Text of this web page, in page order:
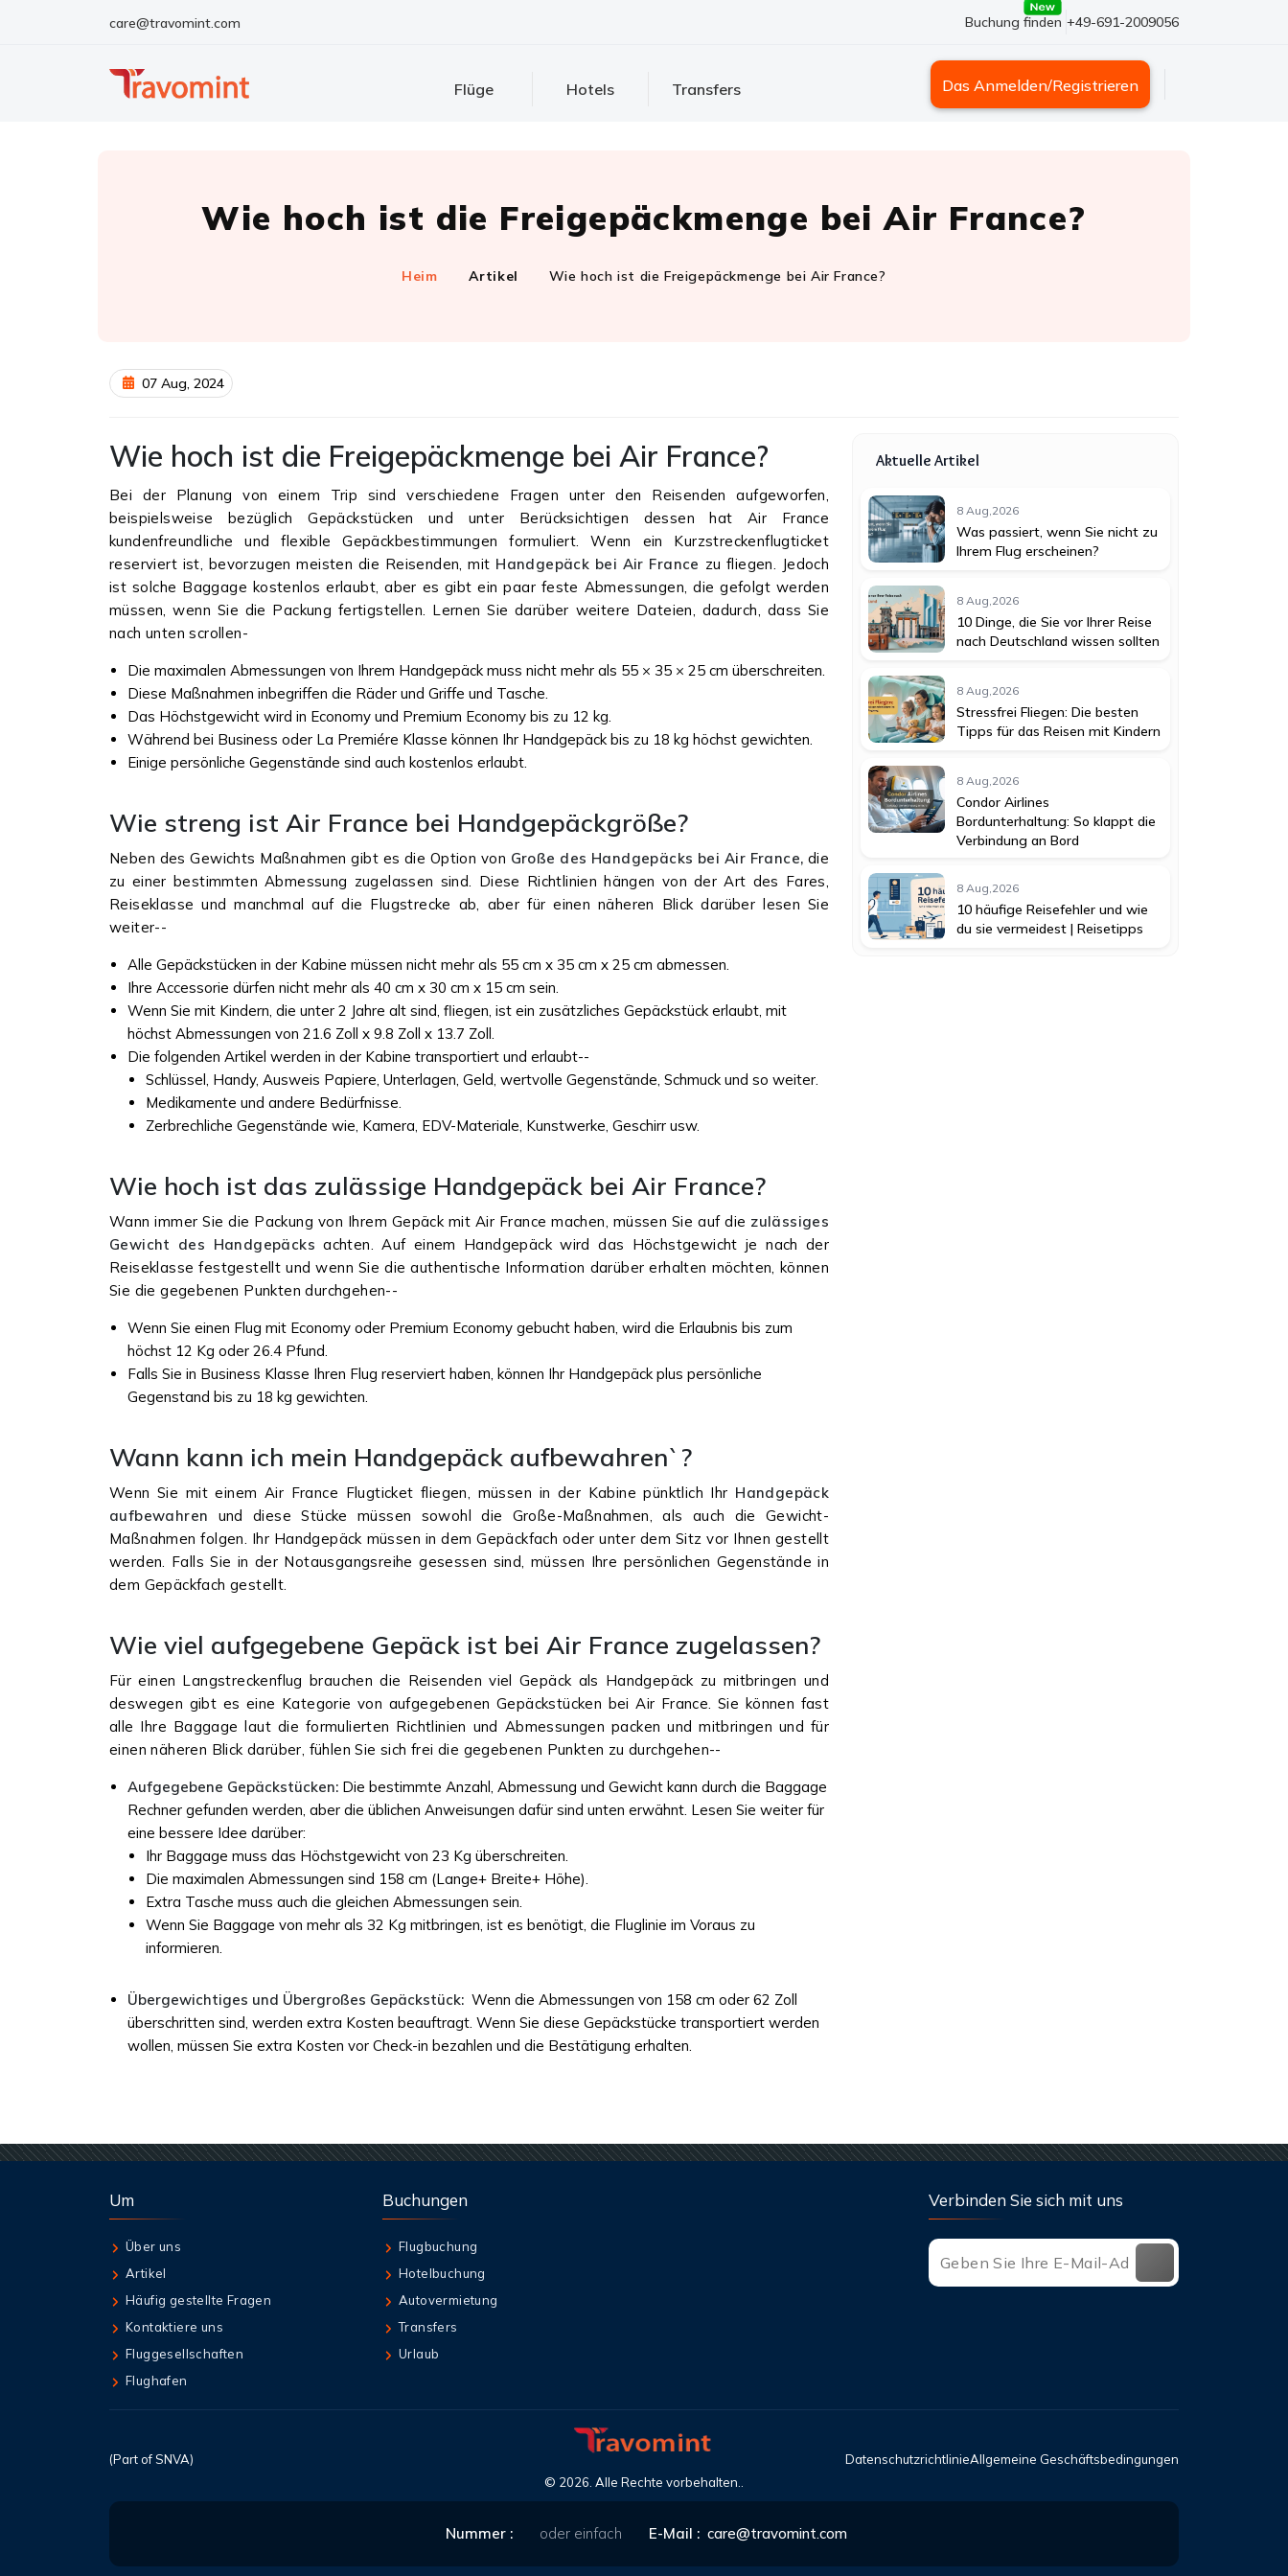
care@travomint.com Buchung finden +49-691-2009056
Flüge Hotels Transfers Das Anmelden/Registrieren
Wie hoch ist die Freigepäckmenge bei Air France?
Heim Artikel Wie hoch ist die Freigepäckmenge bei Air France?
07 Aug, 2024
Wie hoch ist die Freigepäckmenge bei Air France?
Bei der Planung von einem Trip sind verschiedene Fragen unter den Reisenden aufgeworfen,
beispielsweise bezüglich Gepäckstücken und unter Berücksichtigen dessen hat Air France
kundenfreundliche und flexible Gepäckbestimmungen formuliert. Wenn ein Kurzstreckenflugticket
reserviert ist, bevorzugen meisten die Reisenden, mit Handgepäck bei Air France zu fliegen. Jedoch
ist solche Baggage kostenlos erlaubt, aber es gibt ein paar feste Abmessungen, die gefolgt werden
müssen, wenn Sie die Packung fertigstellen. Lernen Sie darüber weitere Dateien, dadurch, dass Sie
nach unten scrollen-
Die maximalen Abmessungen von Ihrem Handgepäck muss nicht mehr als 55 × 35 × 25 cm überschreiten.
Diese Maßnahmen inbegriffen die Räder und Griffe und Tasche.
Das Höchstgewicht wird in Economy und Premium Economy bis zu 12 kg.
Während bei Business oder La Premiére Klasse können Ihr Handgepäck bis zu 18 kg höchst gewichten.
Einige persönliche Gegenstände sind auch kostenlos erlaubt.
Wie streng ist Air France bei Handgepäckgröße?
Neben des Gewichts Maßnahmen gibt es die Option von Große des Handgepäcks bei Air France, die
zu einer bestimmten Abmessung zugelassen sind. Diese Richtlinien hängen von der Art des Fares,
Reiseklasse und manchmal auf die Flugstrecke ab, aber für einen näheren Blick darüber lesen Sie
weiter--
Alle Gepäckstücken in der Kabine müssen nicht mehr als 55 cm x 35 cm x 25 cm abmessen.
Ihre Accessorie dürfen nicht mehr als 40 cm x 30 cm x 15 cm sein.
Wenn Sie mit Kindern, die unter 2 Jahre alt sind, fliegen, ist ein zusätzliches Gepäckstück erlaubt, mit
höchst Abmessungen von 21.6 Zoll x 9.8 Zoll x 13.7 Zoll.
Die folgenden Artikel werden in der Kabine transportiert und erlaubt--
Schlüssel, Handy, Ausweis Papiere, Unterlagen, Geld, wertvolle Gegenstände, Schmuck und so weiter.
Medikamente und andere Bedürfnisse.
Zerbrechliche Gegenstände wie, Kamera, EDV-Materiale, Kunstwerke, Geschirr usw.
Wie hoch ist das zulässige Handgepäck bei Air France?
Wann immer Sie die Packung von Ihrem Gepäck mit Air France machen, müssen Sie auf die zulässiges
Gewicht des Handgepäcks achten. Auf einem Handgepäck wird das Höchstgewicht je nach der
Reiseklasse festgestellt und wenn Sie die authentische Information darüber erhalten möchten, können
Sie die gegebenen Punkten durchgehen--
Wenn Sie einen Flug mit Economy oder Premium Economy gebucht haben, wird die Erlaubnis bis zum
höchst 12 Kg oder 26.4 Pfund.
Falls Sie in Business Klasse Ihren Flug reserviert haben, können Ihr Handgepäck plus persönliche
Gegenstand bis zu 18 kg gewichten.
Wann kann ich mein Handgepäck aufbewahren`?
Wenn Sie mit einem Air France Flugticket fliegen, müssen in der Kabine pünktlich Ihr Handgepäck
aufbewahren und diese Stücke müssen sowohl die Große-Maßnahmen, als auch die Gewicht-
Maßnahmen folgen. Ihr Handgepäck müssen in dem Gepäckfach oder unter dem Sitz vor Ihnen gestellt
werden. Falls Sie in der Notausgangsreihe gesessen sind, müssen Ihre persönlichen Gegenstände in
dem Gepäckfach gestellt.
Wie viel aufgegebene Gepäck ist bei Air France zugelassen?
Für einen Langstreckenflug brauchen die Reisenden viel Gepäck als Handgepäck zu mitbringen und
deswegen gibt es eine Kategorie von aufgegebenen Gepäckstücken bei Air France. Sie können fast
alle Ihre Baggage laut die formulierten Richtlinien und Abmessungen packen und mitbringen und für
einen näheren Blick darüber, fühlen Sie sich frei die gegebenen Punkten zu durchgehen--
Aufgegebene Gepäckstücken: Die bestimmte Anzahl, Abmessung und Gewicht kann durch die Baggage
Rechner gefunden werden, aber die üblichen Anweisungen dafür sind unten erwähnt. Lesen Sie weiter für
eine bessere Idee darüber:
Ihr Baggage muss das Höchstgewicht von 23 Kg überschreiten.
Die maximalen Abmessungen sind 158 cm (Lange+ Breite+ Höhe).
Extra Tasche muss auch die gleichen Abmessungen sein.
Wenn Sie Baggage von mehr als 32 Kg mitbringen, ist es benötigt, die Fluglinie im Voraus zu
informieren.
Übergewichtiges und Übergroßes Gepäckstück: Wenn die Abmessungen von 158 cm oder 62 Zoll
überschritten sind, werden extra Kosten beauftragt. Wenn Sie diese Gepäckstücke transportiert werden
wollen, müssen Sie extra Kosten vor Check-in bezahlen und die Bestätigung erhalten.
Aktuelle Artikel
8 Aug,2026
Was passiert, wenn Sie nicht zu
Ihrem Flug erscheinen?
8 Aug,2026
10 Dinge, die Sie vor Ihrer Reise
nach Deutschland wissen sollten
8 Aug,2026
Stressfrei Fliegen: Die besten
Tipps für das Reisen mit Kindern
8 Aug,2026
Condor Airlines
Bordunterhaltung: So klappt die
Verbindung an Bord
8 Aug,2026
10 häufige Reisefehler und wie
du sie vermeidest | Reisetipps
Um
Über uns
Artikel
Häufig gestellte Fragen
Kontaktiere uns
Fluggesellschaften
Flughafen
Buchungen
Flugbuchung
Hotelbuchung
Autovermietung
Transfers
Urlaub
Verbinden Sie sich mit uns
(Part of SNVA)
© 2026 . Alle Rechte vorbehalten..
DatenschutzrichtlinieAllgemeine Geschäftsbedingungen
Nummer : oder einfach E-Mail : care@travomint.com